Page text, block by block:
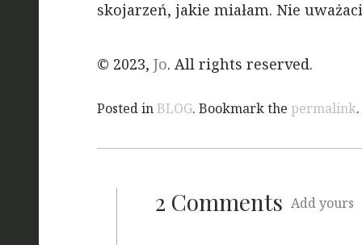
skojarzeń, jakie miałam. Nie
© 2023, Jo. All rights reserved.
Posted inBLOG. Bookmark the permalink.
2 Comments Add yours